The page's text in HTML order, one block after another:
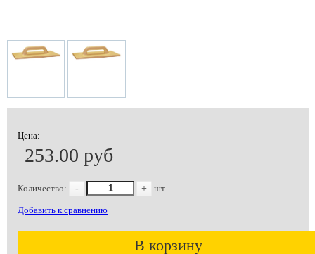
Цена:
253.00 руб
Количество: - + шт.
Добавить к сравнению
В корзину